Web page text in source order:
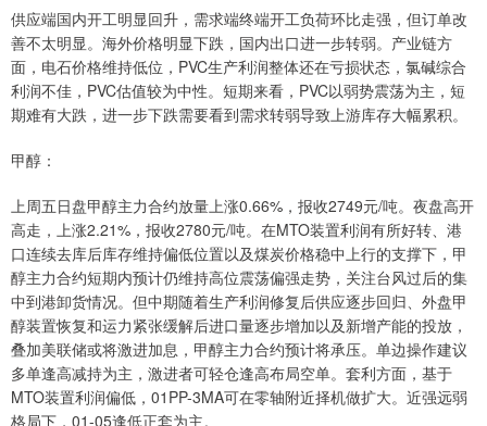
供应端国内开工明显回升，需求端终端开工负荷环比走强，但订单改
善不太明显。海外价格明显下跌，国内出口进一步转弱。产业链方
面，电石价格维持低位，PVC生产利润整体还在亏损状态，氯碱综合
利润不佳，PVC估值较为中性。短期来看，PVC以弱势震荡为主，短
期难有大跌，进一步下跌需要看到需求转弱导致上游库存大幅累积。
甲醇：
上周五日盘甲醇主力合约放量上涨0.66%，报收2749元/吨。夜盘高开
高走，上涨2.21%，报收2780元/吨。在MTO装置利润有所好转、港
口连续去库后库存维持偏低位置以及煤炭价格稳中上行的支撑下，甲
醇主力合约短期内预计仍维持高位震荡偏强走势，关注台风过后的集
中到港卸货情况。但中期随着生产利润修复后供应逐步回归、外盘甲
醇装置恢复和运力紧张缓解后进口量逐步增加以及新增产能的投放，
叠加美联储或将激进加息，甲醇主力合约预计将承压。单边操作建议
多单逢高减持为主，激进者可轻仓逢高布局空单。套利方面，基于
MTO装置利润偏低，01PP-3MA可在零轴附近择机做扩大。近强远弱
格局下，01-05逢低正套为主。